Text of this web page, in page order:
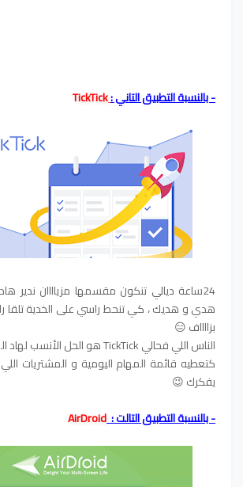
- بالنسبة التطبيق التاني :TickTick
24ساعة ديالي تنكون مقسمها مزياااان
هدي و هديك ، كي تنحط راسي على الخدية
بزااااف 😑
الناس اللي فحالي TickTick هو الحل الأنسب لهاد المشكيل .
كتعطيه قائمة المهام اليومية و المشتريات
يفكرك 😉
- بالنسبة التطبيق التالت :AirDroid